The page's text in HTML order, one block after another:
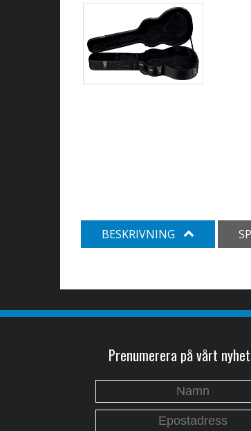
BESKRIVNING
Prenumerera på vårt